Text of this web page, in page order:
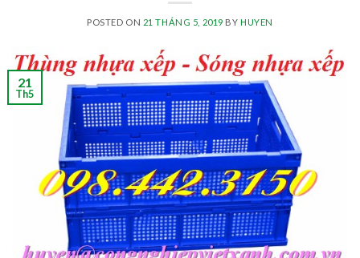
POSTED ON 21 THÁNG 5, 2019 BY HUYEN
21
Th5